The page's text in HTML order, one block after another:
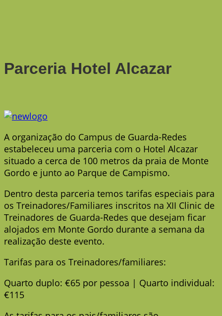
Parceria Hotel Alcazar
A organização do Campus de Guarda-Redes
estabeleceu uma parceria com o Hotel Alcazar
situado a cerca de 100 metros da praia de Monte
Gordo e junto ao Parque de Campismo.
Dentro desta parceria temos tarifas especiais para
os Treinadores/Familiares inscritos na XII Clinic de
Treinadores de Guarda-Redes que desejam ficar
alojados em Monte Gordo durante a semana da
realização deste evento.
Tarifas para os Treinadores/familiares:
Quarto duplo: €65 por pessoa | Quarto individual:
€115